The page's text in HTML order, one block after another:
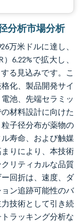
分析市場分析
万米ドルに達し、
6.22%で拡大し、
る見込みです。こ
化、製品開発サイ
池、先端セラミッ
材料設計に向けた
子径分布が薬物の
寿命、および触媒
りにより、本技術
リティカルな品質
回折は、速度、ダ
ン追跡可能性のバ
技術として引き続
ラッキング分析な